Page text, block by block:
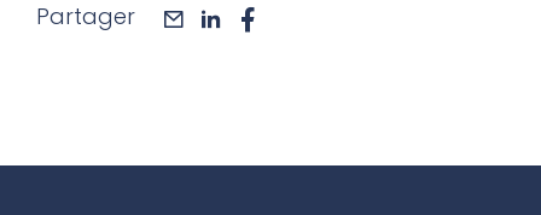
Partager maillinkedin